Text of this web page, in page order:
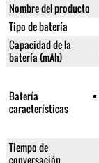
Nombre del producto
Tipo de batería
Capacidad de la
batería (mAh)
Batería
características
Tiempo de
conversación